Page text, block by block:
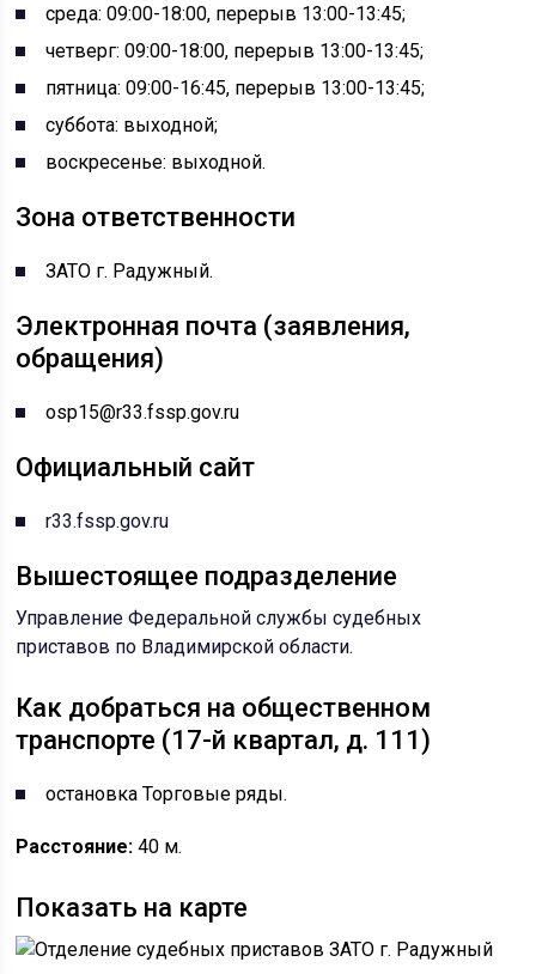
среда: 09:00-18:00, перерыв 13:00-13:45;
четверг: 09:00-18:00, перерыв 13:00-13:45;
пятница: 09:00-16:45, перерыв 13:00-13:45;
суббота: выходной;
воскресенье: выходной.
Зона ответственности
ЗАТО г. Радужный.
Электронная почта (заявления,
обращения)
osp15@r33.fssp.gov.ru
Официальный сайт
r33.fssp.gov.ru
Вышестоящее подразделение
Управление Федеральной службы судебных
приставов по Владимирской области.
Как добраться на общественном
транспорте (17-й квартал, д. 111)
остановка Торговые ряды.
Расстояние: 40 м.
Показать на карте